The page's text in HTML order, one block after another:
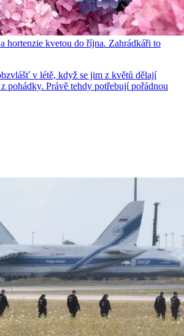
hortenzie kvetou do října. Zahrádkáři to
v létě, když se jim z květů dělají
pohádky. Právě tehdy potřebují pořádnou